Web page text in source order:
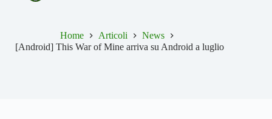
Home Articoli
News
[Android] This War of Mine arriva su Android a luglio